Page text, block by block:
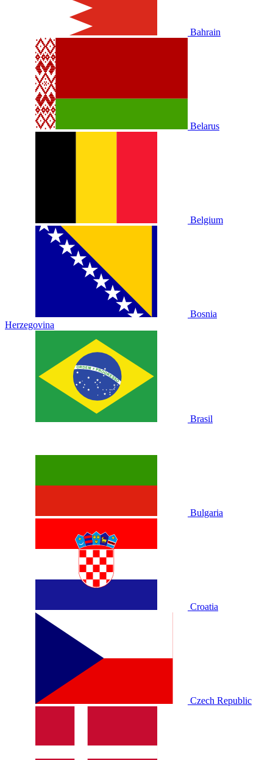
Bahrain
Belarus
Belgium
Bosnia
Herzegovina
Brasil
Bulgaria
Croatia
Czech Republic